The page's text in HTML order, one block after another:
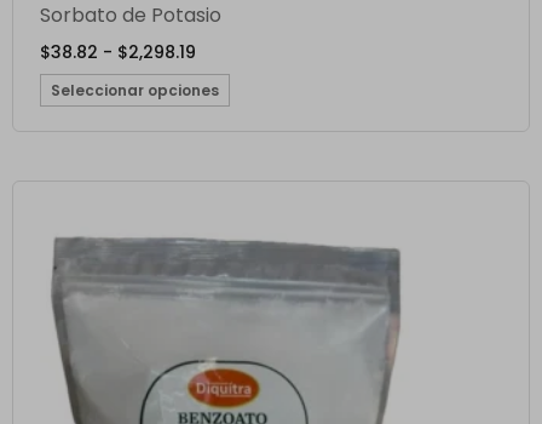
Sorbato de Potasio
$38.82 - $2,298.19
Seleccionar opciones